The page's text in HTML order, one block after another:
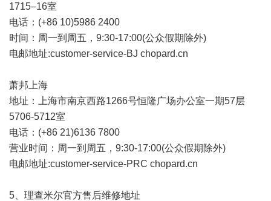
1715–16室
电话：(+86 10)5986 2400
时间：周一到周五，9:30-17:00(公众假期除外)
电邮地址:customer-service-BJ chopard.cn
萧邦上海
地址：上海市南京西路1266号恒隆广场办公室一期57层
5706-5712室
电话：(+86 21)6136 7800
营业时间：周一到周五，9:30-17:00(公众假期除外)
电邮地址:customer-service-PRC chopard.cn
5、理查米尔官方售后维修地址